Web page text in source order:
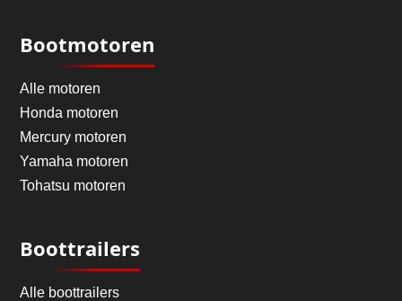
Bootmotoren
Alle motoren
Honda motoren
Mercury motoren
Yamaha motoren
Tohatsu motoren
Boottrailers
Alle boottrailers